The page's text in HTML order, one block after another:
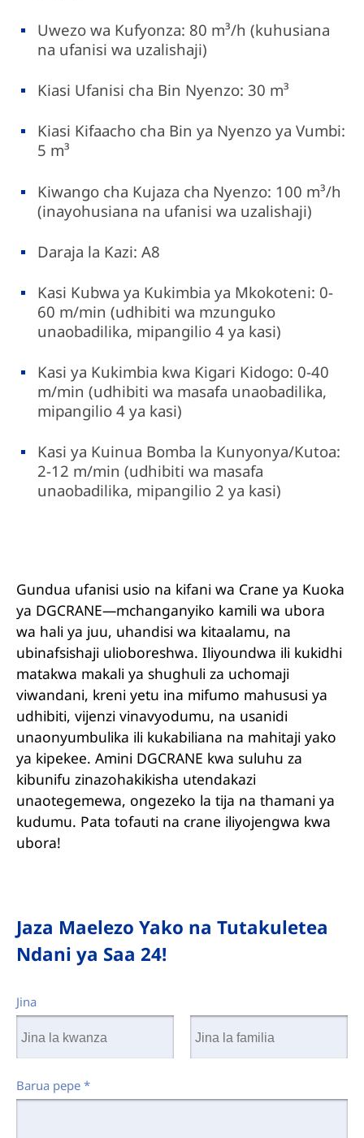
Uwezo wa Kufyonza: 80 m³/h (kuhusiana
na ufanisi wa uzalishaji)
Kiasi Ufanisi cha Bin Nyenzo: 30 m³
Kiasi Kifaacho cha Bin ya Nyenzo ya Vumbi:
5 m³
Kiwango cha Kujaza cha Nyenzo: 100 m³/h
(inayohusiana na ufanisi wa uzalishaji)
Daraja la Kazi: A8
Kasi Kubwa ya Kukimbia ya Mkokoteni: 0-
60 m/min (udhibiti wa mzunguko
unaobadilika, mipangilio 4 ya kasi)
Kasi ya Kukimbia kwa Kigari Kidogo: 0-40
m/min (udhibiti wa masafa unaobadilika,
mipangilio 4 ya kasi)
Kasi ya Kuinua Bomba la Kunyonya/Kutoa:
2-12 m/min (udhibiti wa masafa
unaobadilika, mipangilio 2 ya kasi)
Gundua ufanisi usio na kifani wa Crane ya Kuoka
ya DGCRANE—mchanganyiko kamili wa ubora
wa hali ya juu, uhandisi wa kitaalamu, na
ubinafsishaji ulioboreshwa. Iliyoundwa ili kukidhi
matakwa makali ya shughuli za uchomaji
viwandani, kreni yetu ina mifumo mahususi ya
udhibiti, vijenzi vinavyodumu, na usanidi
unaonyumbulika ili kukabiliana na mahitaji yako
ya kipekee. Amini DGCRANE kwa suluhu za
kibunifu zinazohakikisha utendakazi
unaotegemewa, ongezeko la tija na thamani ya
kudumu. Pata tofauti na crane iliyojengwa kwa
ubora!
Jaza Maelezo Yako na Tutakuletea
Ndani ya Saa 24!
Jina
Barua pepe *